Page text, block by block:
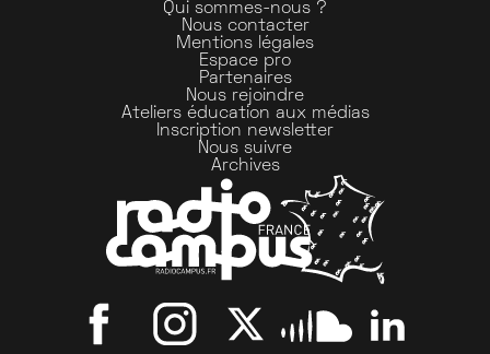
Qui sommes-nous ?
Nous contacter
Mentions légales
Espace pro
Partenaires
Nous rejoindre
Ateliers éducation aux médias
Inscription newsletter
Nous suivre
Archives